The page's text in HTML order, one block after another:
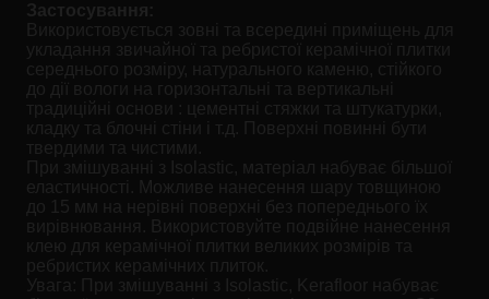
Застосування:
Використовується зовні та всередині приміщень для
укладання звичайної та ребристої керамічної плитки
середнього розміру, натурального каменю, стійкого
до дії вологи на горизонтальні та вертикальні
традиційні основи : цементні стяжки та штукатурки,
кладку та блочні стіни і т.д. Поверхні повинні бути
твердими та чистими.
При змішуванні з Isolastic, матеріал набуває більшої
еластичності. Можливе нанесення шару товщиною
до 15 мм на нерівні поверхні без попереднього їх
вирівнювання. Використовуйте подвійне нанесення
клею для керамічної плитки великих розмірів та
ребристих керамічних плиток.
Увага: При змішуванні з Isolastic, Kerafloor набуває